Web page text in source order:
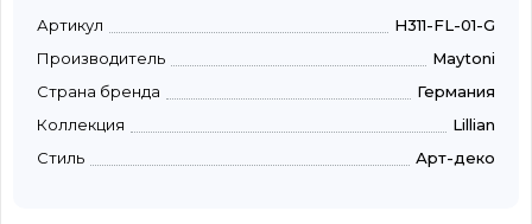
Артикул
H311-FL-01-G
Производитель
Maytoni
Страна бренда
Германия
Коллекция
Lillian
Стиль
Арт-деко